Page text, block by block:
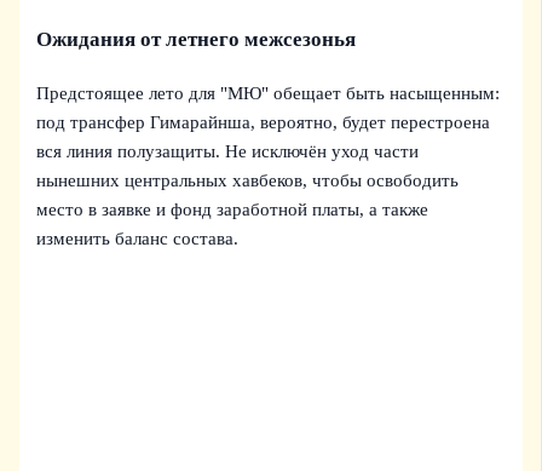
Ожидания от летнего межсезонья
Предстоящее лето для "МЮ" обещает быть насыщенным:
под трансфер Гимарайнша, вероятно, будет перестроена
вся линия полузащиты. Не исключён уход части
нынешних центральных хавбеков, чтобы освободить
место в заявке и фонд заработной платы, а также
изменить баланс состава.